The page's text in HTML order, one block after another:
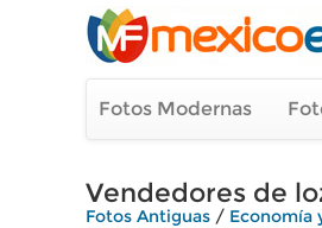
Fotos Modernas
Vendedores de
Fotos Antiguas / Economía